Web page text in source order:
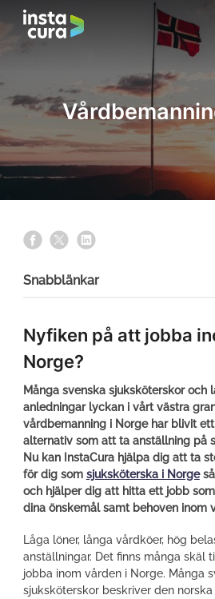
s
a
o
f
c
e
b
o
o
k
s
a
o
x
s
a
o
n
k
e
d
i
n
Snabblänkar
Nyfiken på att jobba
Norge?
Många svenska sjuksköterskor och
anledningar lyckan i vårt västra
vårdbemanning i Norge har blivit
alternativ som att ta anställning på
Nu kan InstaCura hjälpa dig att ta
för dig som sjuksköterska i Norge
och hjälper dig att hitta ett jobb
dina önskemål samt behoven inom
Låga löner, långa vårdköer, hög
anställningar. Det finns många skäl
jobba inom vården i Norge. Många
sjuksköterskor beskriver den